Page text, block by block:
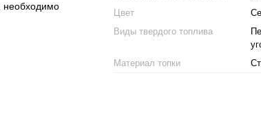
необходимо
Цвет
Виды твердого топлива
Материал топки